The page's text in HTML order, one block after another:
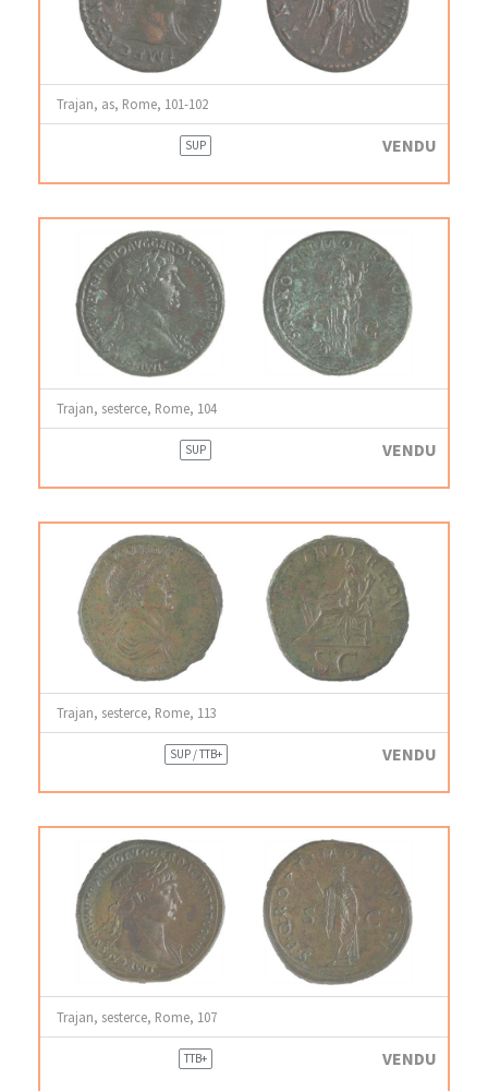
Trajan, as, Rome, 101-102
SUP VENDU
Trajan, sesterce, Rome, 104
SUP VENDU
Trajan, sesterce, Rome, 113
SUP / TTB+ VENDU
Trajan, sesterce, Rome, 107
TTB+ VENDU